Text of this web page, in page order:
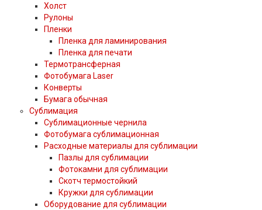
Холст
Рулоны
Пленки
Пленка для ламинирования
Пленка для печати
Термотрансферная
Фотобумага Laser
Конверты
Бумага обычная
Сублимация
Сублимационные чернила
Фотобумага сублимационная
Расходные материалы для сублимации
Пазлы для сублимации
Фотокамни для сублимации
Скотч термостойкий
Кружки для сублимации
Оборудование для сублимации